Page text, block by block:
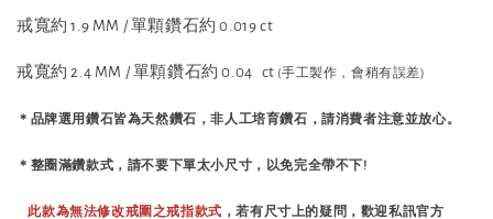
戒寬約 1.9 MM / 單顆鑽石約 0.019 ct
戒寬約 2.4 MM / 單顆鑽石約 0.04 ct (手工製作，會稍有誤差)
＊品牌選用鑽石皆為天然鑽石，非人工培育鑽石，請消費者注意並放心。
＊整圈滿鑽款式， 請不要下單太小尺寸，以免完全帶不下!
此款為無法修改戒圍之戒指款式 ，若有尺寸上的疑問，歡迎私訊官方